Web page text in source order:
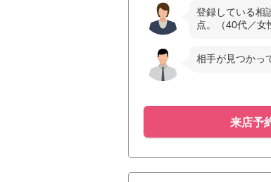
登録している相
点。（40代／女
相手が見つかっ
来店予